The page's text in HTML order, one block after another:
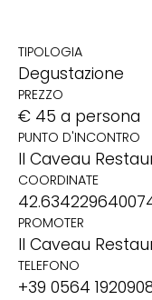
TIPOLOGIA
Degustazione
PREZZO
€ 45 a persona
PUNTO D'INCONTRO
Il Caveau
COORDINATE
PROMOTER
Il Caveau
TELEFONO
+39 0564